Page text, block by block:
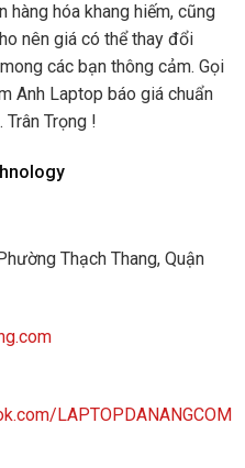
hàng hóa khang hiếm, cũng
nên giá có thể thay đổi
các bạn thông cảm. Gọi
Anh Laptop báo giá chuẩn
Trọng !
Thạch Thang, Quận
LAPTOPDANANGCOM